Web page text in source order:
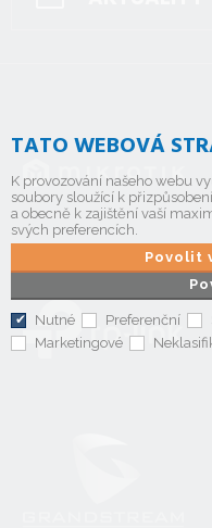
TATO WEBOVÁ
K provozování našeho webu
soubory sloužící k
a obecně k zajištění vaší
svých preferencích.
Povolit
Nutné Preferenční
Marketingové